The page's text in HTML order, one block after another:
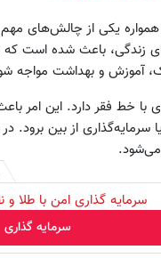
یکی از چالش‌های مهم
زندگی، باعث شده است
آموزش و بهداشت مواجه
با خط فقر دارد. این امر
از بین برود. در
سرمایه گذاری امن با طلا و
سرمایه گذاری